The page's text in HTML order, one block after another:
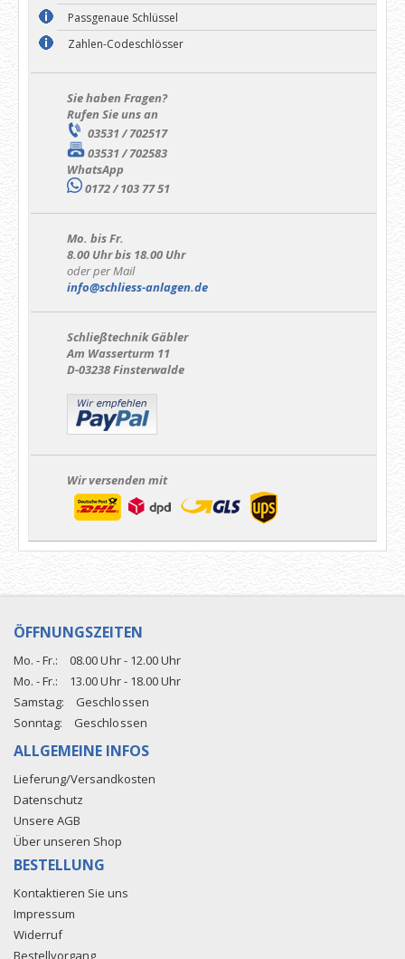
Passgenaue Schlüssel
Zahlen-Codeschlösser
Sie haben Fragen?
Rufen Sie uns an
03531 / 702517
03531 / 702583
WhatsApp
0172 / 103 77 51
Mo. bis Fr.
8.00 Uhr bis 18.00 Uhr
oder per Mail
info@schliess-anlagen.de
Schließtechnik Gäbler
Am Wasserturm 11
D-03238 Finsterwalde
Wir versenden mit
ÖFFNUNGSZEITEN
Mo. - Fr.:
08.00 Uhr - 12.00 Uhr
Mo. - Fr.:
13.00 Uhr - 18.00 Uhr
Samstag:
Geschlossen
Sonntag:
Geschlossen
ALLGEMEINE INFOS
Lieferung/Versandkosten
Datenschutz
Unsere AGB
Über unseren Shop
BESTELLUNG
Kontaktieren Sie uns
Impressum
Widerruf
Bestellvorgang